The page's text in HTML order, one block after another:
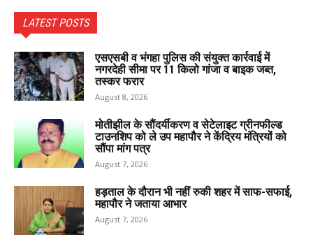
LATEST POSTS
एसएसबी व भंगहा पुलिस की संयुक्त कार्रवाई में
नगरदेही सीमा पर 11 किलो गांजा व बाइक जब्त,
तस्कर फरार
August 8, 2026
मोतीझील के सौंदर्यीकरण व सेटेलाइट ग्रीनफील्ड
टाउनशिप को ले उप महापौर ने केंद्रिय मंत्रियों को
सौंपा मांग पत्र
August 7, 2026
हड़ताल के दौरान भी नहीं रुकी शहर में साफ-सफाई,
महापौर ने जताया आभार
August 7, 2026